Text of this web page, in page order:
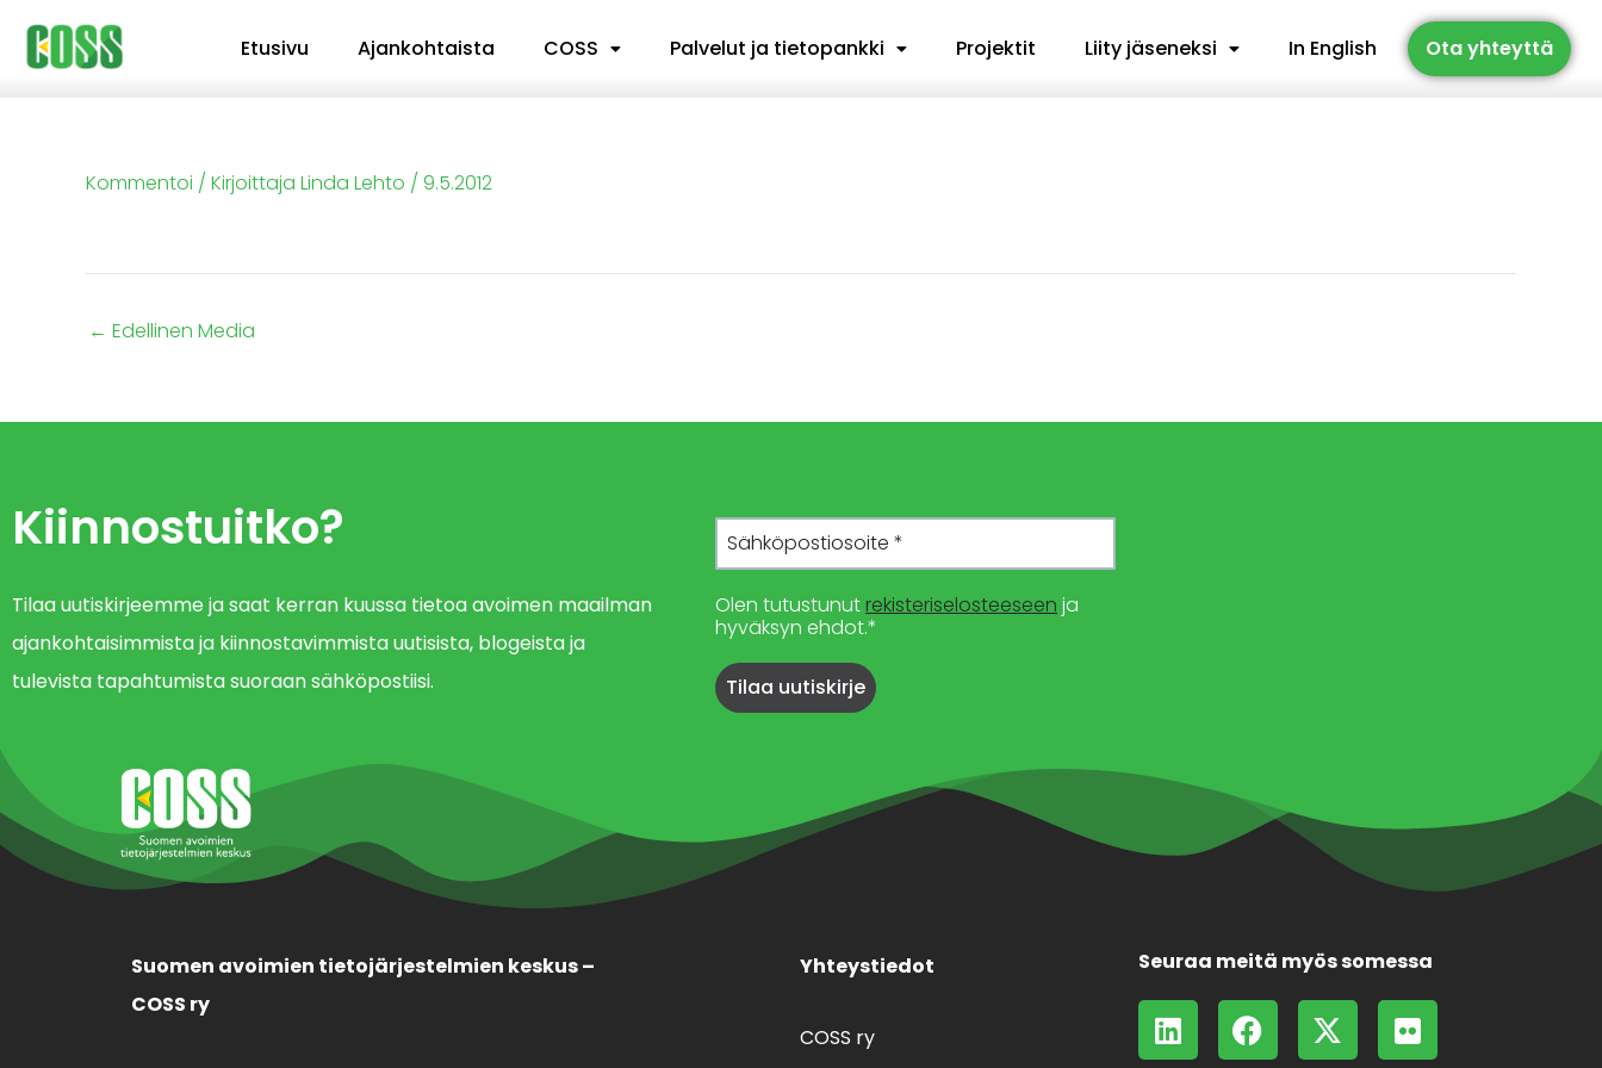
Siirry
sisältöön
Etusivu Ajankohtaista COSS Palvelut ja tietopankki Projektit Liity jäseneksi In English Ota yhteyttä
Kommentoi / Kirjoittaja Linda Lehto / 9.5.2012
← Edellinen Media
Kiinnostuitko?
Tilaa uutiskirjeemme ja saat kerran kuussa tietoa avoimen maailman
ajankohtaisimmista ja kiinnostavimmista uutisista, blogeista ja
tulevista tapahtumista suoraan sähköpostiisi.
Olen tutustunut rekisteriselosteeseen ja
hyväksyn ehdot.*
Suomen avoimien tietojärjestelmien keskus –
COSS ry
Yhteystiedot
COSS ry
Seuraa meitä myös somessa
L
i
F
a
X
-
F
l